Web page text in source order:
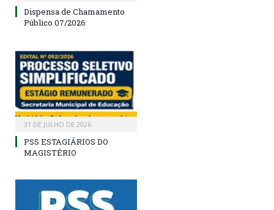
Dispensa de Chamamento
Público 07/2026
31 DE JULHO DE 2026
PSS ESTAGIÁRIOS DO
MAGISTÉRIO